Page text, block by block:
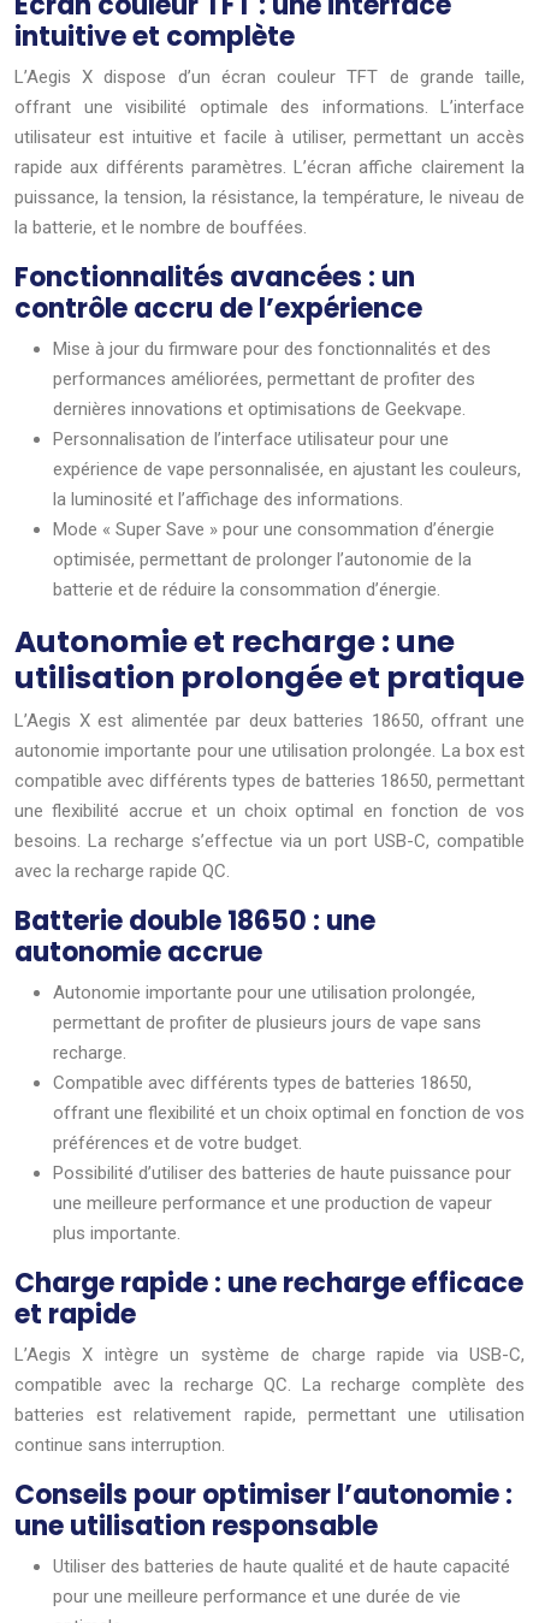
intuitive et complète
L’Aegis X dispose d’un écran couleur TFT de grande taille,
offrant une visibilité optimale des informations. L’interface
utilisateur est intuitive et facile à utiliser, permettant un accès
rapide aux différents paramètres. L’écran affiche clairement la
puissance, la tension, la résistance, la température, le niveau de
la batterie, et le nombre de bouffées.
Fonctionnalités avancées : un
contrôle accru de l’expérience
Mise à jour du firmware pour des fonctionnalités et des
performances améliorées, permettant de profiter des
dernières innovations et optimisations de Geekvape.
Personnalisation de l’interface utilisateur pour une
expérience de vape personnalisée, en ajustant les couleurs,
la luminosité et l’affichage des informations.
Mode « Super Save » pour une consommation d’énergie
optimisée, permettant de prolonger l’autonomie de la
batterie et de réduire la consommation d’énergie.
Autonomie et recharge : une
utilisation prolongée et pratique
L’Aegis X est alimentée par deux batteries 18650, offrant une
autonomie importante pour une utilisation prolongée. La box est
compatible avec différents types de batteries 18650, permettant
une flexibilité accrue et un choix optimal en fonction de vos
besoins. La recharge s’effectue via un port USB-C, compatible
avec la recharge rapide QC.
Batterie double 18650 : une
autonomie accrue
Autonomie importante pour une utilisation prolongée,
permettant de profiter de plusieurs jours de vape sans
recharge.
Compatible avec différents types de batteries 18650,
offrant une flexibilité et un choix optimal en fonction de vos
préférences et de votre budget.
Possibilité d’utiliser des batteries de haute puissance pour
une meilleure performance et une production de vapeur
plus importante.
Charge rapide : une recharge efficace
et rapide
L’Aegis X intègre un système de charge rapide via USB-C,
compatible avec la recharge QC. La recharge complète des
batteries est relativement rapide, permettant une utilisation
continue sans interruption.
Conseils pour optimiser l’autonomie :
une utilisation responsable
Utiliser des batteries de haute qualité et de haute capacité
pour une meilleure performance et une durée de vie